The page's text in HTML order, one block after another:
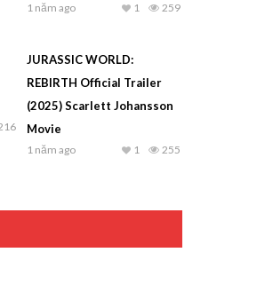
1 năm ago 259
1
JURASSIC WORLD:
REBIRTH Official Trailer
(2025) Scarlett Johansson
Movie
1 năm ago 255
1